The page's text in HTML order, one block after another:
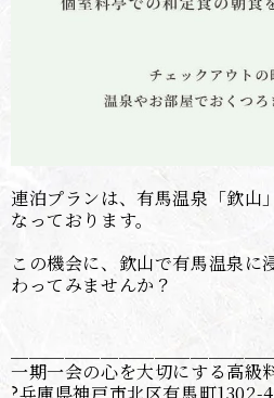
連泊プランは、有馬温泉「欽山
なっております。
この機会に、欽山で有馬温泉に
わってみませんか？
一期一会の心を大切にする高級